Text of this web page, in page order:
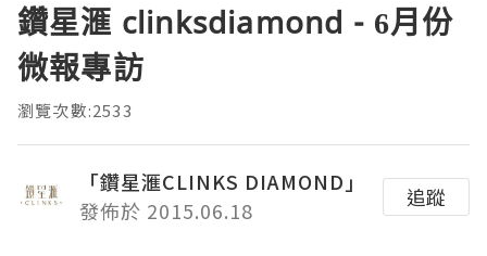
鑽星滙 clinksdiamond - 6月份
微報專訪
瀏覽次數:2533
「鑽星滙CLINKS DIAMOND」
發佈於 2015.06.18
追蹤